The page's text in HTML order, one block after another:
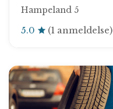
Hampeland 5
5.0 (1 anmeldelse)